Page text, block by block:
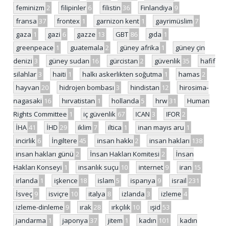
feminizm 2 filipinler 6 filistin 36 Finlandiya 9
fransa 37 frontex 1 garnizon kent 1 gayrimüslim 7
gaza 1 gazi 6 gazze 13 GBT 86 gıda 1
greenpeace 1 guatemala 2 güney afrika 1
güney çin
denizi 3 güney sudan 16 gürcistan 2 güvenlik 35
hafif
silahlar 3 haiti 1 halkı askerlikten soğutma 1 hamas 2
hayvan 20 hidrojen bombası 3 hindistan 12
hirosima-
nagasaki 16 hırvatistan 1 hollanda 5 hrw 31
Human
Rights Committee 1 iç güvenlik 67 ICAN 3 IFOR 2
İHA 41 İHD 29 iklim 7 iltica 1 inan mayıs aru 1
incirlik 6 İngiltere 45 insan hakkı 2 insan hakları 138
insan hakları günü 2 İnsan Hakları Komitesi 2
İnsan
Hakları Konseyi 1 insanlık suçu 10 internet 9 iran 15
irlanda 1 işkence 18 islam 5 ispanya 9 israil 231
İsveç 9 isviçre 10 italya 8 izlanda 3 izleme 4
izleme-dinleme 9 ırak 28 ırkçılık 10 ışid 53
jandarma 1 japonya 37 jitem 1 kadın 101
kadın